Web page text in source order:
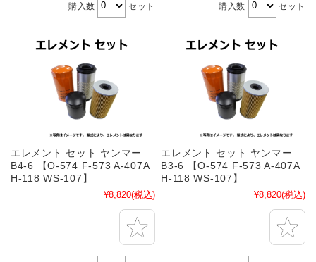
購入数 セット 購入数 セット
エレメント セット ヤンマー
B4-6 【O-574 F-573 A-407A
H-118 WS-107】
¥8,820(税込)
エレメント セット ヤンマー
B3-6 【O-574 F-573 A-407A
H-118 WS-107】
¥8,820(税込)